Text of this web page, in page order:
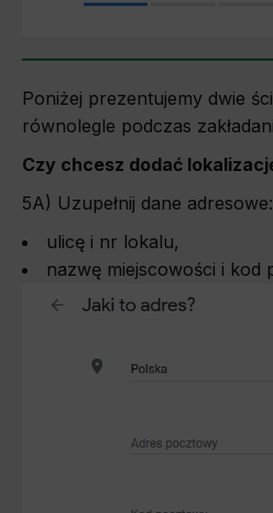
Poniżej prezentujemy dwie
równolegle podczas
Czy chcesz dodać
5A) Uzupełnij dane adresowe:
ulicę i nr lokalu,
nazwę miejscowości i kod